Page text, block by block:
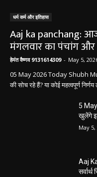
धर्म कर्म और इतिहास
Aaj ka panchang:
मंगलवार का पंचांग
हेमंत वैष्णव 9131614309 - May 5,
05 May 2026 Today Shubh
की सोच रहे हैं? या कोई महत्वपूर्ण
5
खुलेंगे
May 5,
Aaj